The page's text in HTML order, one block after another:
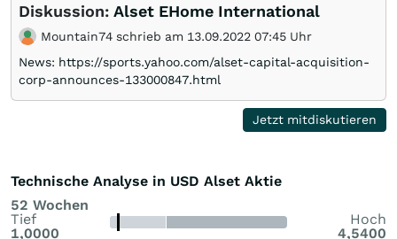
Diskussion: Alset EHome International
Mountain74 schrieb am 13.09.2022 07:45 Uhr
News: https://sports.yahoo.com/alset-capital-acquisition-
corp-announces-133000847.html
Jetzt mitdiskutieren
Technische Analyse in USD Alset Aktie
52 Wochen
Tief
1,0000
Hoch
4,5400